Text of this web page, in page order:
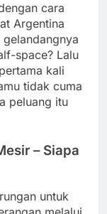
cara
Argentina
space? Lalu
kali
tidak cuma
peluang itu
– Siapa
untuk